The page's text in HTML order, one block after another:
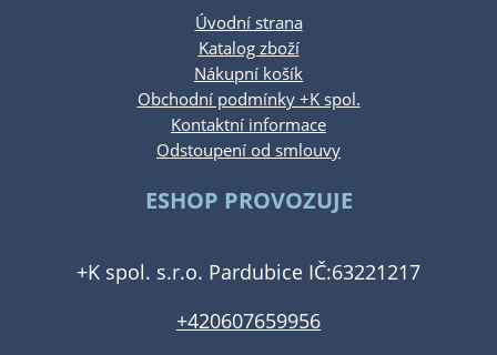
Úvodní strana
Katalog zboží
Nákupní košík
Obchodní podmínky +K spol.
Kontaktní informace
Odstoupení od smlouvy
ESHOP PROVOZUJE
+K spol. s.r.o. Pardubice IČ:63221217
+420607659956